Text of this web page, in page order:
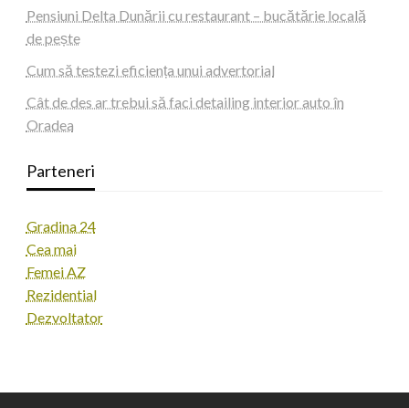
Pensiuni Delta Dunării cu restaurant – bucătărie locală
de pește
Cum să testezi eficiența unui advertorial
Cât de des ar trebui să faci detailing interior auto în
Oradea
Parteneri
Gradina 24
Cea mai
Femei AZ
Rezidential
Dezvoltator